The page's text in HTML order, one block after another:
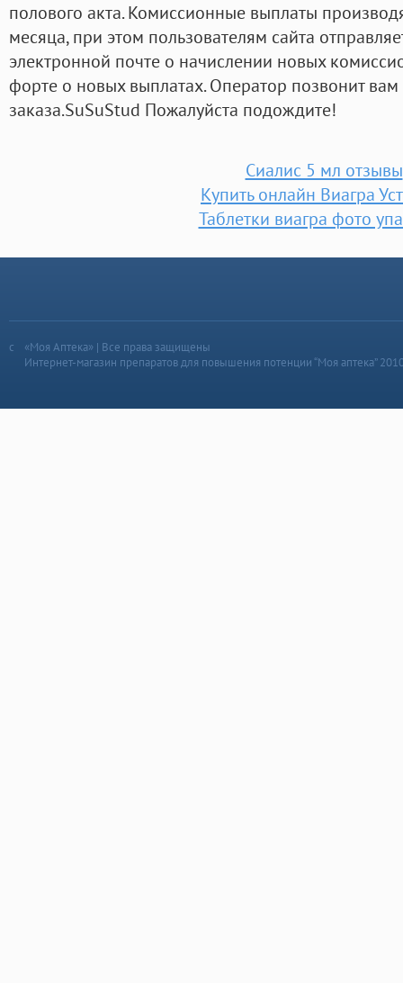
полового акта. Комиссионные выплаты
месяца, при этом пользователям сайта
электронной почте о начислении новых
форте о новых выплатах. Оператор позвонит
заказа.SuSuStud Пожалуйста подождите!
Сиалис 5 мл отзывы
Купить онлайн Виагра
Таблетки виагра фото
«Моя Аптека» | Все права защищены
Интернет-магазин препаратов для повышения потенции “Моя аптека”